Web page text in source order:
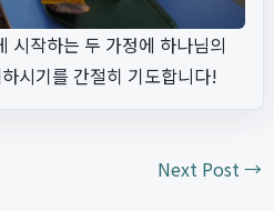
시작하는 두 가정에 하나님의
시기를 간절히 기도합니다!
Next Post→